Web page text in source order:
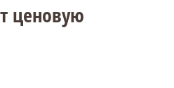
ценовую